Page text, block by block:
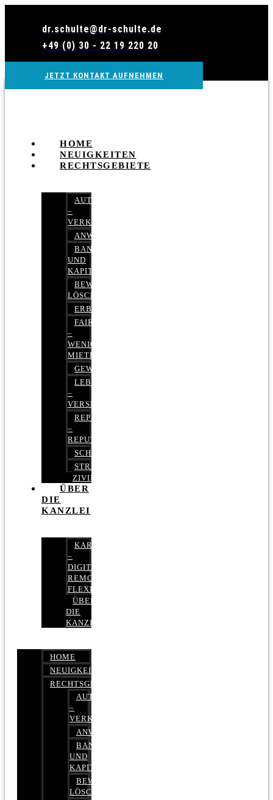
dr.schulte@dr-schulte.de
+49 (0) 30 - 22 19 220 20
JETZT KONTAKT AUFNEHMEN
HOME
NEUIGKEITEN
RECHTSGEBIETE
AUTOBETRUG
–
VERKEHRSRECHT
ANWALTSHAFTUNGSRECHT
BANK-
UND
KAPITALMARKTRECHT
BEWERTUNGEN
LÖSCHEN
ERBRECHT
FAIRMIETEN
–
WENIGER
MIETE
GEWERBERECHT
LEBENSVERSICHERUNG
–
VERSICHERUNGSRECHT
REPUTATIONSRECHT
–
REPUTATIONSMANAGEMENT
SCHUFARECHT
STRAFRECHT
ZIVILRECHT
ÜBER
DIE
KANZLEI
KARRIERE
–
DIGITAL,
REMOTE,
FLEXIBEL
ÜBER
DIE
KANZLEI
HOME
NEUIGKEITEN
RECHTSGEBIETE
AUTOBETRUG
–
VERKEHRSRECHT
ANWALTSHAFTUNGSRECHT
BANK-
UND
KAPITALMARKTRECHT
BEWERTUNGEN
LÖSCHEN